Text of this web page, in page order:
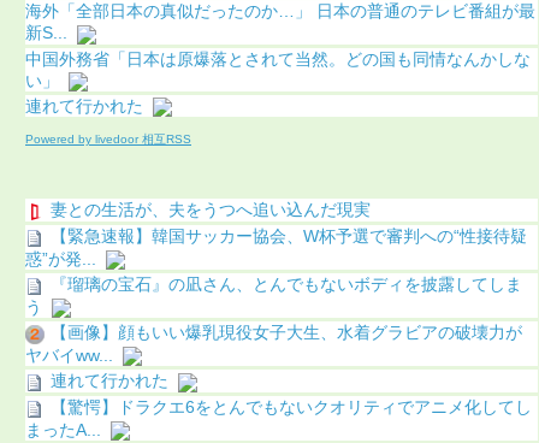
海外「全部日本の真似だったのか…」 日本の普通のテレビ番組が最
新S...
中国外務省「日本は原爆落とされて当然。どの国も同情なんかしな
い」
連れて行かれた
Powered by livedoor 相互RSS
妻との生活が、夫をうつへ追い込んだ現実
【緊急速報】韓国サッカー協会、W杯予選で審判への“性接待疑
惑”が発...
『瑠璃の宝石』の凪さん、とんでもないボディを披露してしま
う
【画像】顔もいい爆乳現役女子大生、水着グラビアの破壊力が
ヤバイww...
連れて行かれた
【驚愕】ドラクエ6をとんでもないクオリティでアニメ化してし
まったA...